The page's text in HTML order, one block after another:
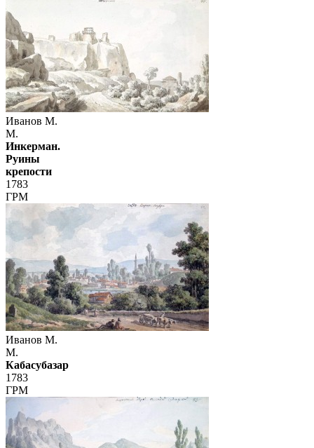
Иванов М.
М.
Инкерман.
Руины
крепости
1783
ГРМ
Иванов М.
М.
Кабасубазар
1783
ГРМ